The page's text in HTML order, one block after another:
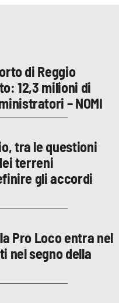
di Reggio
12,3 milioni di
– NOMI
tra le questioni
terreni
gli accordi
Pro Loco entra nel
nel segno della